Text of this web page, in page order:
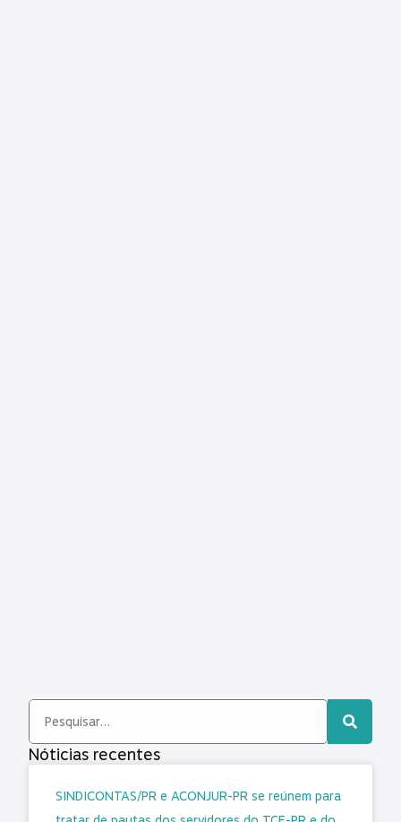
Nóticias recentes
SINDICONTAS/PR e ACONJUR-PR se reúnem para